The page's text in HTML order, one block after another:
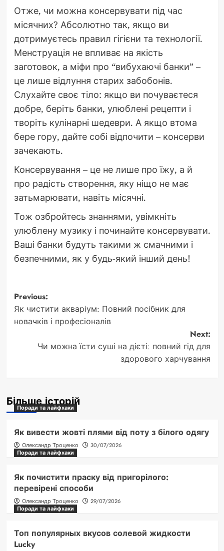
Отже, чи можна консервувати під час
місячних? Абсолютно так, якщо ви
дотримуєтесь правил гігієни та технології.
Менструація не впливає на якість
заготовок, а міфи про “вибухаючі банки” –
це лише відлуння старих забобонів.
Слухайте своє тіло: якщо ви почуваєтеся
добре, беріть банки, улюблені рецепти і
творіть кулінарні шедеври. А якщо втома
бере гору, дайте собі відпочити – консерви
зачекають.
Консервування – це не лише про їжу, а й
про радість створення, яку ніщо не має
затьмарювати, навіть місячні.
Тож озбройтесь знаннями, увімкніть
улюблену музику і починайте консервувати.
Ваші банки будуть такими ж смачними і
безпечними, як у будь-який інший день!
Post
navigation
Previous:
Як чистити акваріум: Повний посібник для
новачків і професіоналів
Next:
Чи можна їсти суші на дієті: повний гід для
здорового харчування
Більше історій
Поради та лайфхаки
Як вивести жовті плями від поту з білого одягу
Олександр Троценко
30/07/2026
Поради та лайфхаки
Як почистити праску від пригорілого:
перевірені способи
Олександр Троценко
29/07/2026
Поради та лайфхаки
Топ популярных вкусов солевой жидкости
Lucky